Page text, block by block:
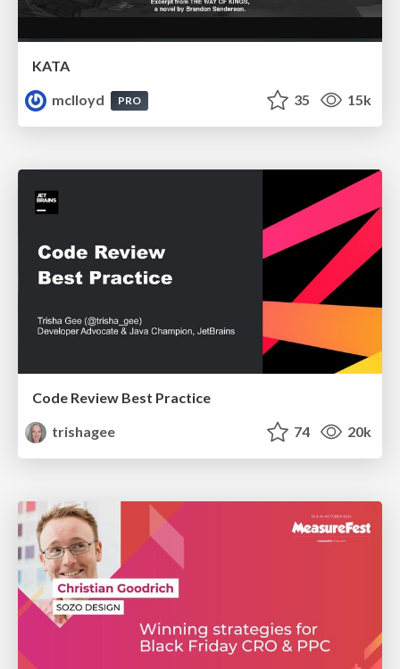
KATA
mclloyd
PRO 35 15k
Code Review Best Practice
trishagee
74 20k